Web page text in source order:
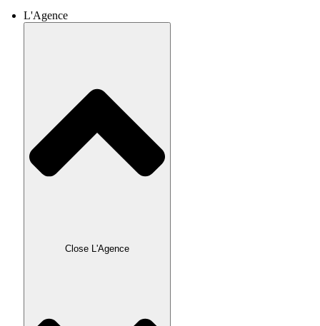
L'Agence
Close L'Agence